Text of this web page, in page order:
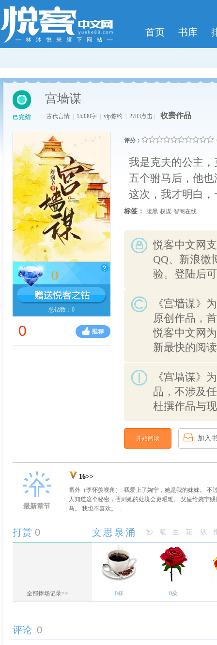
首页 书库
宫墙谋
古代言情 15330字 vip签约 2783点击 收费作品
0
总钻数：0
0
评分：
我是克夫的公主
五个驸马后，他
这次，我才明白
标签： 腹黑 权谋 智商在线
悦客中文网
QQ、新浪微
验。登陆后
《宫墙谋》
原创作品，
悦客中文网
新最快的阅
《宫墙谋》
品，不涉及
杜撰作品与
开始阅读 加入
最新章节
16>>
番外（李怀羡视角）: 我爱上了婉宁，她是我的妹妹。 不
人知道这个秘密，否则她的处境会更艰难。 父皇给婉宁
马。 我也不喜欢。 ..
打赏 0 文思泉涌 妙笔生花 纵
全部捧场记录>> 0杯 0朵
评论 0